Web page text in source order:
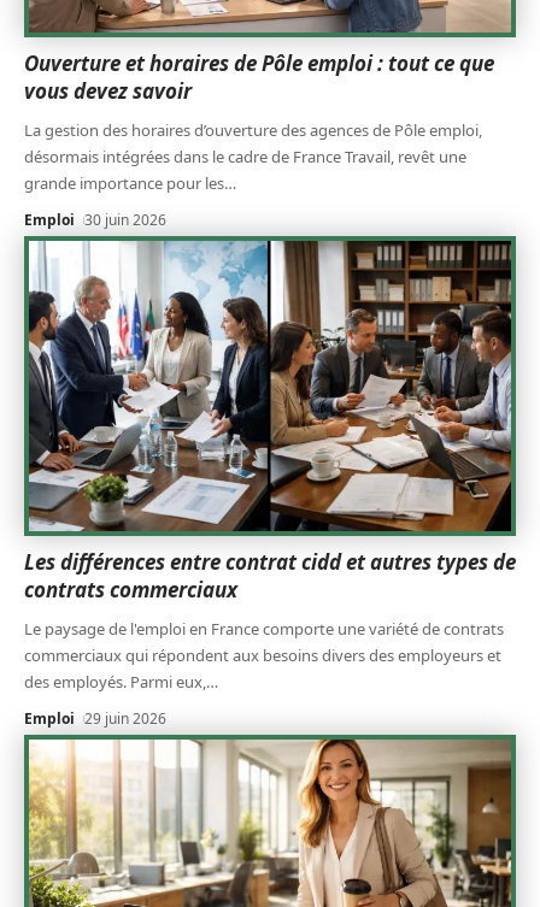
Ouverture et horaires de Pôle emploi : tout ce que
vous devez savoir
La gestion des horaires d’ouverture des agences de Pôle emploi,
désormais intégrées dans le cadre de France Travail, revêt une
grande importance pour les…
Emploi 30 juin 2026
Les différences entre contrat cidd et autres types de
contrats commerciaux
Le paysage de l'emploi en France comporte une variété de contrats
commerciaux qui répondent aux besoins divers des employeurs et
des employés. Parmi eux,…
Emploi 29 juin 2026